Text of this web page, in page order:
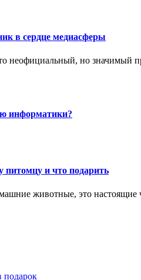
в сердце медиасферы
неофициальный, но значимый
информатики?
питомцу и что подарить
животные, это
подарок